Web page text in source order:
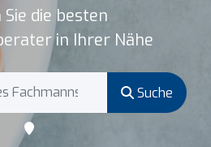
die besten
in Ihrer Nähe
Suche